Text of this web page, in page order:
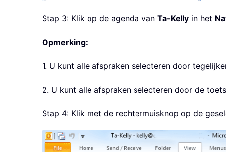
Stap 3: Klik op de agenda van Ta-Kelly in het
Opmerking:
1. U kunt alle afspraken selecteren door
2. U kunt alle afspraken selecteren door de toets
Stap 4: Klik met de rechtermuisknop op de